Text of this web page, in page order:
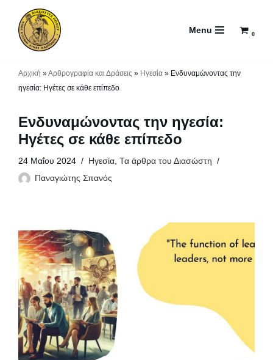
Μεταπηδήστε
Menu 0
Αρχική »Αρθρογραφία και Δράσεις » Ηγεσία » Ενδυναμώνοντας την
ηγεσία: Ηγέτες σε κάθε επίπεδο
Ενδυναμώνοντας την ηγεσία:
Ηγέτες σε κάθε επίπεδο
24 Μαΐου 2024 Ηγεσία, Τα άρθρα του Διασώστη
Παναγιώτης Σπανός